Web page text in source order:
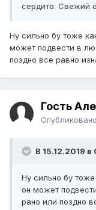
сердито. Свежий
Ну сильно бу тоже
может подвести в
поздно все равно
Гость
Опубликовано
В 15.12.2019 в
Ну сильно бу тоже
он может
рано или поздно